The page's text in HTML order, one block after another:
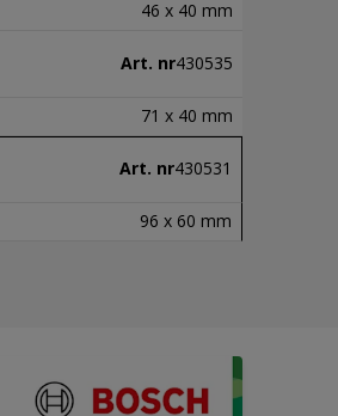
46 x 40 mm
Art. nr430535
71 x 40 mm
Art. nr430531
96 x 60 mm